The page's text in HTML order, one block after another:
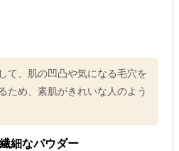
て、肌の凹凸や気になる毛穴を
ため、素肌がきれいな人のよう
細なパウダー